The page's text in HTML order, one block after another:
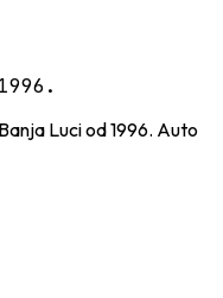
Luci od 1996. Auto